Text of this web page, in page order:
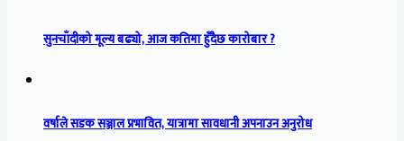
सुनचाँदीको मूल्य बढ्यो, आज कतिमा हुँदैछ कारोबार ?
वर्षाले सडक सञ्जाल प्रभावित, यात्रामा सावधानी अपनाउन अनुरोध